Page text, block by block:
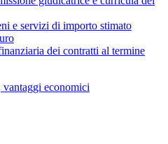
e servizi di importo stimato
dei contratti al termine
economici